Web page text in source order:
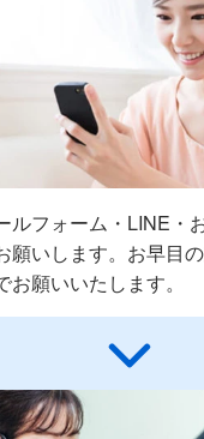
ルフォーム・LINE・
願いします。お早目
お願いいたします。